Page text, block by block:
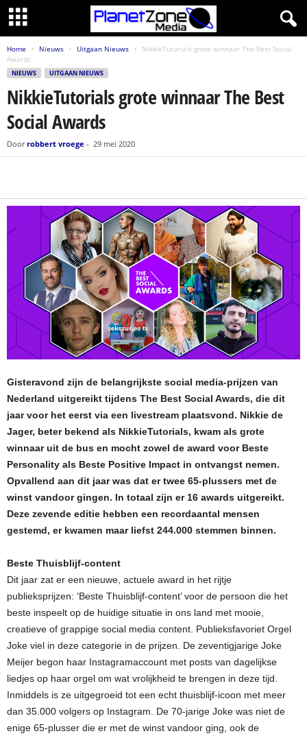
Home Nieuws Uitgaan Nieuws
NikkieTutorials grote winnaar The Best Social
Awards
NIEUWS UITGAAN NIEUWS
NikkieTutorials grote winnaar The Best
Social Awards
Door robbert vroege - 29 mei 2020
Gisteravond zijn de belangrijkste social media-prijzen van
Nederland uitgereikt tijdens The Best Social Awards, die dit
jaar voor het eerst via een livestream plaatsvond. Nikkie de
Jager, beter bekend als NikkieTutorials, kwam als grote
winnaar uit de bus en mocht zowel de award voor Beste
Personality als Beste Positive Impact in ontvangst nemen.
Opvallend aan dit jaar was dat er twee 65-plussers met de
winst vandoor gingen. In totaal zijn er 16 awards uitgereikt.
Deze zevende editie hebben een recordaantal mensen
gestemd, er kwamen maar liefst 244.000 stemmen binnen.
Beste Thuisblijf-content
Dit jaar zat er een nieuwe, actuele award in het rijtje
publieksprijzen: ‘Beste Thuisblijf-content’ voor de persoon die het
beste inspeelt op de huidige situatie in ons land met mooie,
creatieve of grappige social media content. Publieksfavoriet Orgel
Joke viel in deze categorie in de prijzen. De zeventigjarige Joke
Meijer begon haar Instagramaccount met posts van dagelijkse
liedjes op haar orgel om wat vrolijkheid te brengen in deze tijd.
Inmiddels is ze uitgegroeid tot een echt thuisblijf-icoon met meer
dan 35.000 volgers op Instagram. De 70-jarige Joke was niet de
enige 65-plusser die er met de winst vandoor ging, ook de